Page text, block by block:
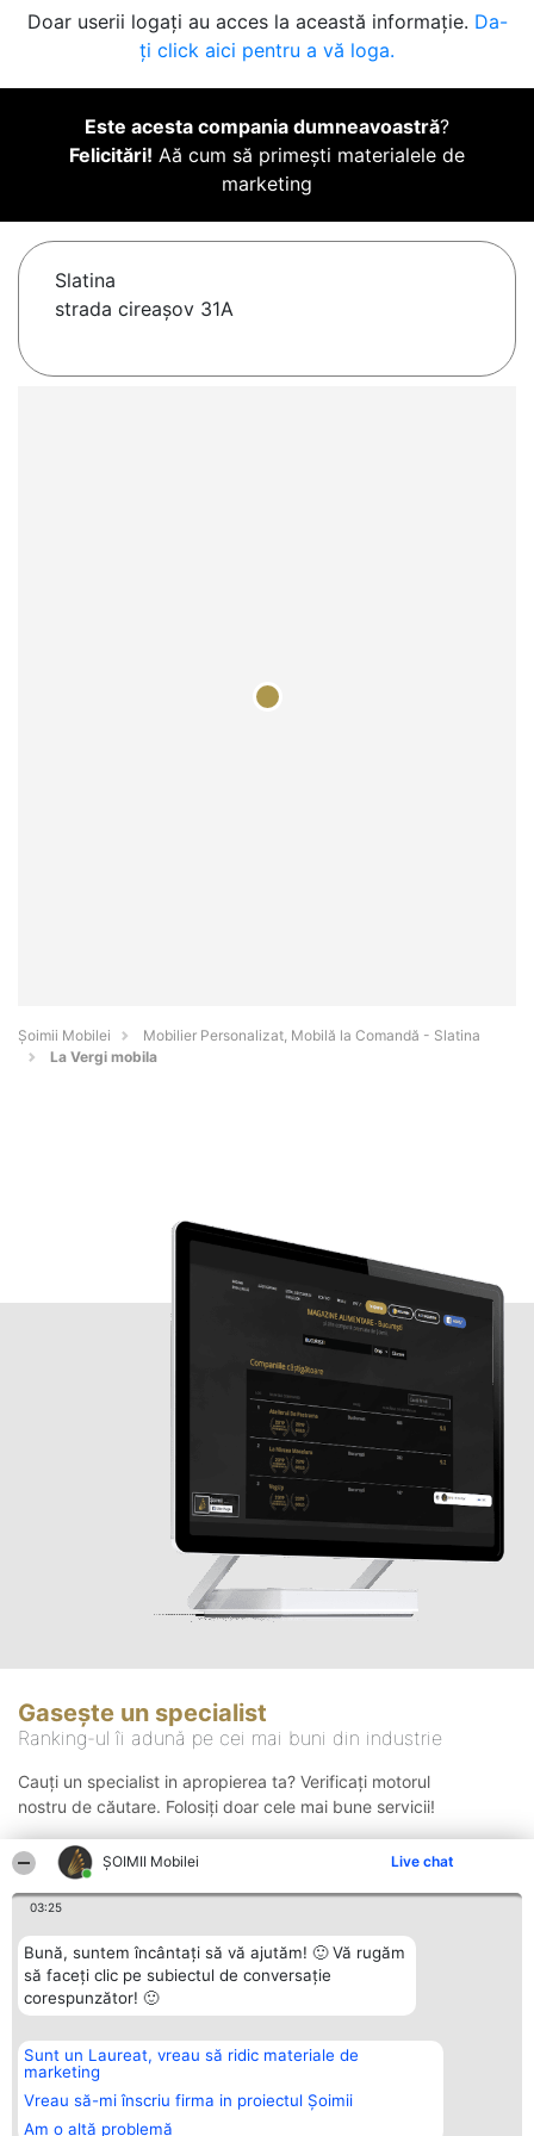
ȘOIMII Mobilei Live chat
03:25
Bună, suntem încântați să vă ajutăm! 🙂 Vă rugăm
să faceți clic pe subiectul de conversație
corespunzător! 🙂
Sunt un Laureat, vreau să ridic materiale de
marketing
Vreau să-mi înscriu firma in proiectul Șoimii
Am o altă problemă
Doar userii logați au acces la această informație. Da-
ți click aici pentru a vă loga.
Este acesta compania dumneavoastră?
Felicitări! Aă cum să primești materialele de
marketing
Slatina
strada cireașov 31A
Șoimii Mobilei
Mobilier Personalizat, Mobilă la Comandă - Slatina
La Vergi mobila
Gasește un specialist
Ranking-ul îi adună pe cei mai buni din industrie
Cauți un specialist in apropierea ta? Verificați motorul
nostru de căutare. Folosiți doar cele mai bune servicii!
Organizator Ranking
BRIGHT SOLUTIONS BR SRL
Aleea Timisul De Sus 2 Bl. A30
Sc. A Et. 4 Ap. 13 Cod 061952
București
Plebiscyt
Lista Tuturor
Laureaților
Contact